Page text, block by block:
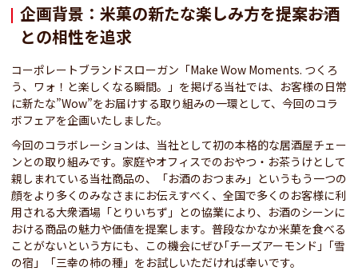
企画背景：米菓の新たな楽しみ方を提案――お酒
との相性を追求
コーポレートブランドスローガン「Make Wow Moments. つくろ
う、ワォ！と楽しくなる瞬間。」を掲げる当社では、お客様の日常
に新たな”Wow”をお届けする取り組みの一環として、今回のコラ
ボフェアを企画いたしました。
今回のコラボレーションは、当社として初の本格的な居酒屋チェー
ンとの取り組みです。家庭やオフィスでのおやつ・お茶うけとして
親しまれている当社商品の、「お酒のおつまみ」というもう一つの
顔をより多くのみなさまにお伝えすべく、全国で多くのお客様に利
用される大衆酒場「とりいちず」との協業により、お酒のシーンに
おける商品の魅力や価値を提案します。普段なかなか米菓を食べる
ことがないという方にも、この機会にぜひ｢チーズアーモンド｣「雪
の宿」「三幸の柿の種」をお試しいただければ幸いです。